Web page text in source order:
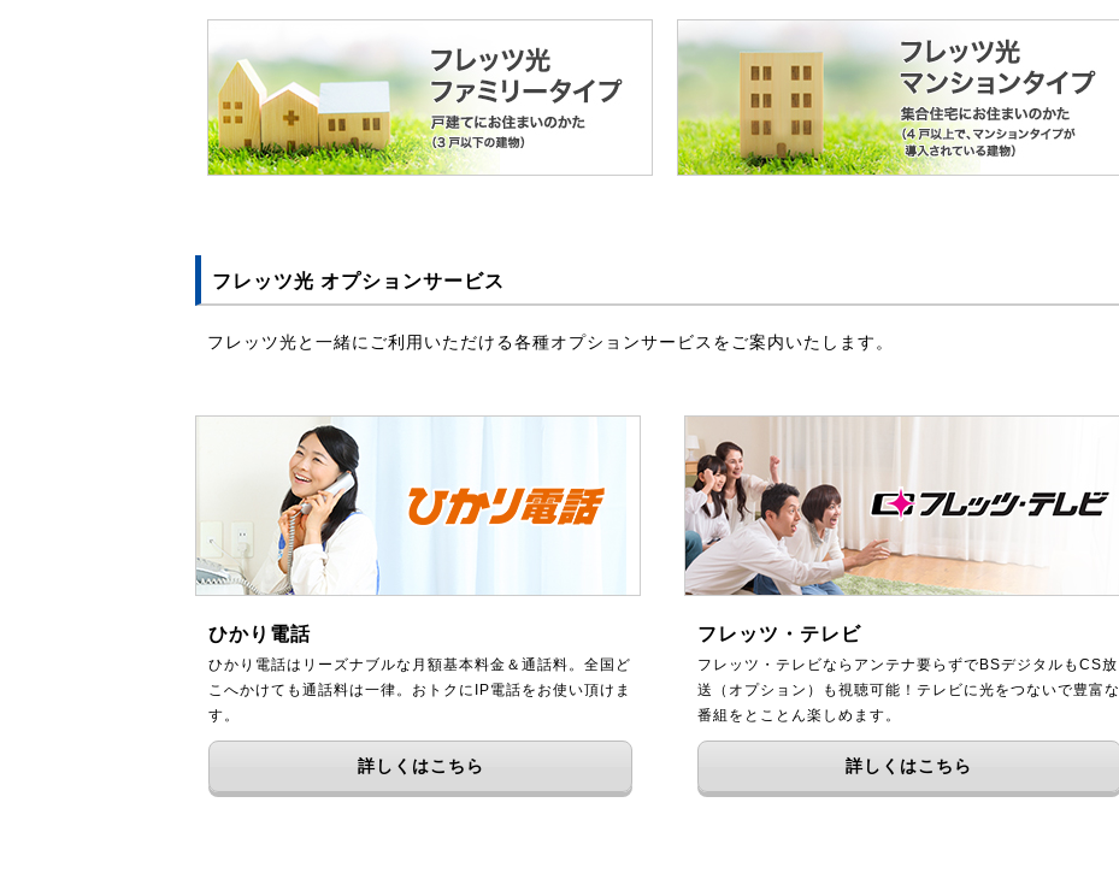
フレッツ光 オプションサービス
フレッツ光と一緒にご利用いただける各種オプションサービスをご案内いたします。
ひかり電話
ひかり電話はリーズナブルな月額基本料金＆通話料。全国ど
こへかけても通話料は一律。おトクにIP電話をお使い頂けま
す。
詳しくはこちら
フレッツ・テレビ
フレッツ・テレビならアンテナ要らずでBSデジタルもCS放
送（オプション）も視聴可能！テレビに光をつないで豊富な
番組をとことん楽しめます。
詳しくはこちら